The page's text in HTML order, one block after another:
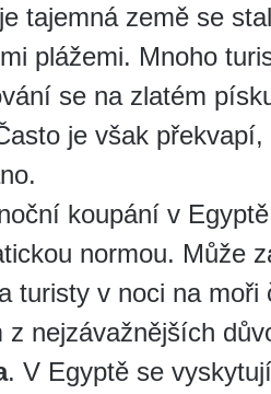
je tajemná země se
plážemi. Mnoho
se na zlatém
je však
koupání v
normou. Může
turisty v noci na moři
z nejzávažnějších
. V Egyptě se